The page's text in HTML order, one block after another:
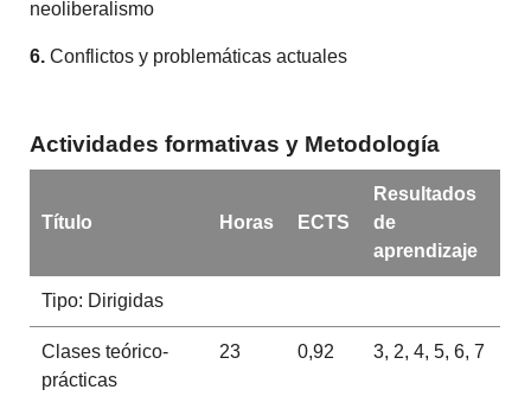
neoliberalismo
6. Conflictos y problemáticas actuales
Actividades formativas y Metodología
Título Horas ECTS
Resultados
de
aprendizaje
Tipo: Dirigidas
Clases teórico-
prácticas
23 0,92 3, 2, 4, 5, 6, 7